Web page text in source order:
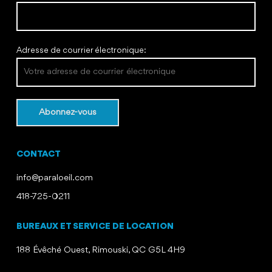
Adresse de courrier électronique:
CONTACT
info@paraloeil.com
418-725-0211
BUREAUX ET SERVICE DE LOCATION
188 Évêché Ouest, Rimouski, QC G5L 4H9